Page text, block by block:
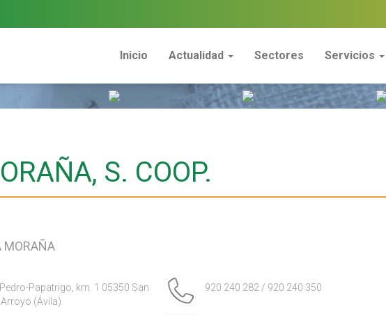
Inicio Actualidad Sectores Servicios
S. COOP.
MORAÑA
Papatrigo, km. 1 05350 San
(Ávila).
920 240 282 / 920 240 350